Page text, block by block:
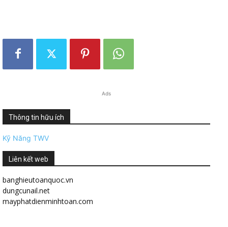
Ads
Thông tin hữu ích
Kỹ Năng TWV
Liên kết web
banghieutoanquoc.vn
dungcunail.net
mayphatdienminhtoan.com